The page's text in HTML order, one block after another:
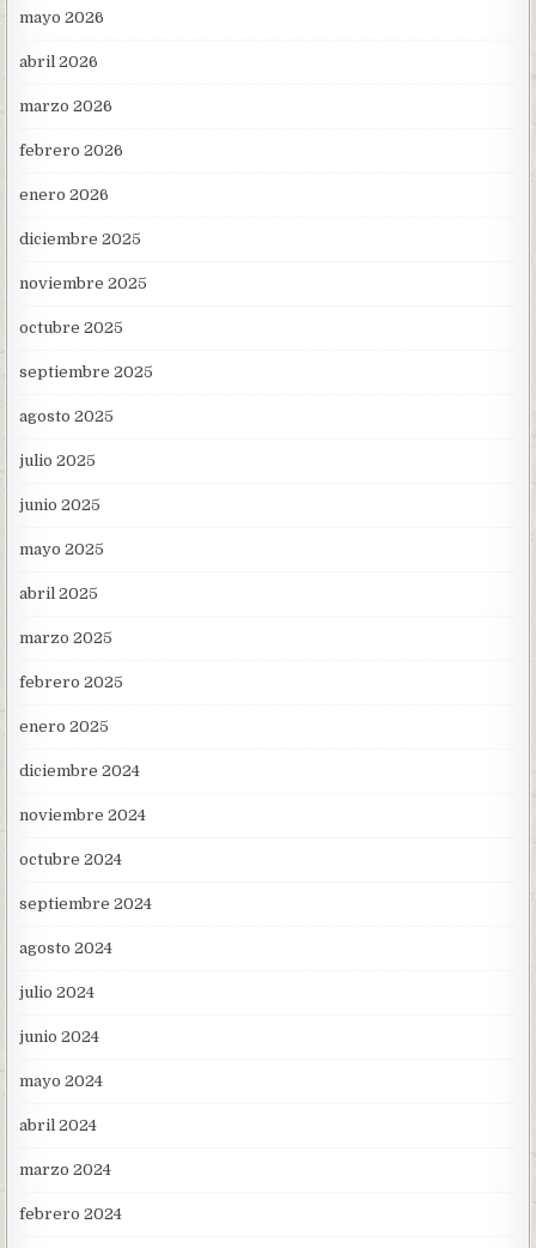
mayo 2026
abril 2026
marzo 2026
febrero 2026
enero 2026
diciembre 2025
noviembre 2025
octubre 2025
septiembre 2025
agosto 2025
julio 2025
junio 2025
mayo 2025
abril 2025
marzo 2025
febrero 2025
enero 2025
diciembre 2024
noviembre 2024
octubre 2024
septiembre 2024
agosto 2024
julio 2024
junio 2024
mayo 2024
abril 2024
marzo 2024
febrero 2024